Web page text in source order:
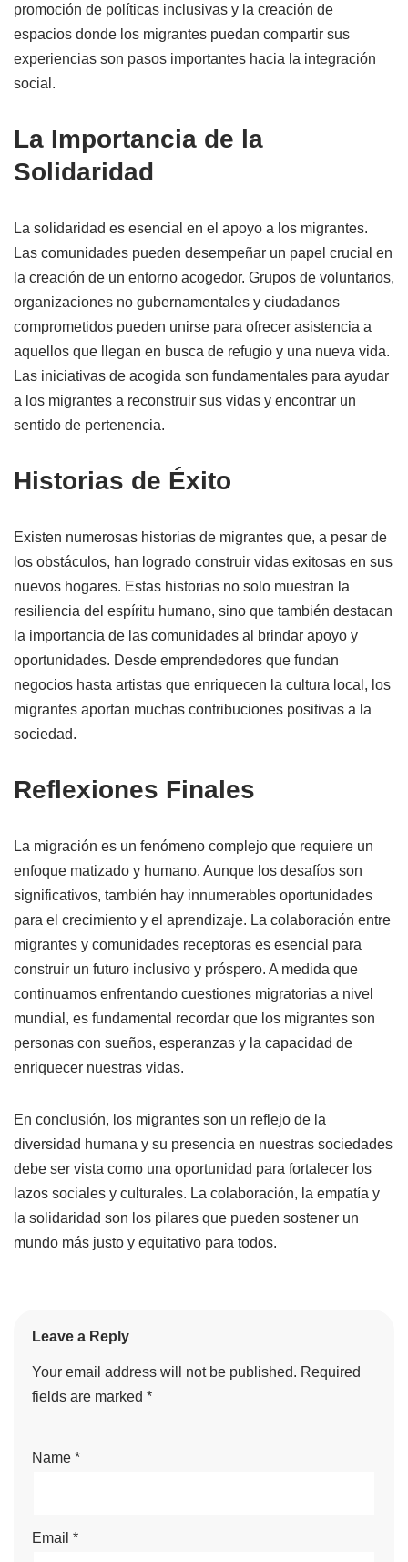
promoción de políticas inclusivas y la creación de
espacios donde los migrantes puedan compartir sus
experiencias son pasos importantes hacia la integración
social.
La Importancia de la
Solidaridad
La solidaridad es esencial en el apoyo a los migrantes.
Las comunidades pueden desempeñar un papel crucial en
la creación de un entorno acogedor. Grupos de voluntarios,
organizaciones no gubernamentales y ciudadanos
comprometidos pueden unirse para ofrecer asistencia a
aquellos que llegan en busca de refugio y una nueva vida.
Las iniciativas de acogida son fundamentales para ayudar
a los migrantes a reconstruir sus vidas y encontrar un
sentido de pertenencia.
Historias de Éxito
Existen numerosas historias de migrantes que, a pesar de
los obstáculos, han logrado construir vidas exitosas en sus
nuevos hogares. Estas historias no solo muestran la
resiliencia del espíritu humano, sino que también destacan
la importancia de las comunidades al brindar apoyo y
oportunidades. Desde emprendedores que fundan
negocios hasta artistas que enriquecen la cultura local, los
migrantes aportan muchas contribuciones positivas a la
sociedad.
Reflexiones Finales
La migración es un fenómeno complejo que requiere un
enfoque matizado y humano. Aunque los desafíos son
significativos, también hay innumerables oportunidades
para el crecimiento y el aprendizaje. La colaboración entre
migrantes y comunidades receptoras es esencial para
construir un futuro inclusivo y próspero. A medida que
continuamos enfrentando cuestiones migratorias a nivel
mundial, es fundamental recordar que los migrantes son
personas con sueños, esperanzas y la capacidad de
enriquecer nuestras vidas.
En conclusión, los migrantes son un reflejo de la
diversidad humana y su presencia en nuestras sociedades
debe ser vista como una oportunidad para fortalecer los
lazos sociales y culturales. La colaboración, la empatía y
la solidaridad son los pilares que pueden sostener un
mundo más justo y equitativo para todos.
Leave a Reply
Your email address will not be published. Required
fields are marked *
Name *
Email *